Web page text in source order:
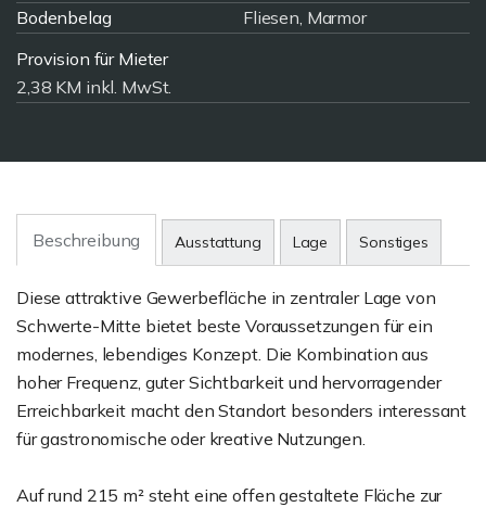
Bodenbelag
Fliesen, Marmor
Provision für Mieter
2,38 KM inkl. MwSt.
Beschreibung Ausstattung Lage Sonstiges
Diese attraktive Gewerbefläche in zentraler Lage von
Schwerte-Mitte bietet beste Voraussetzungen für ein
modernes, lebendiges Konzept. Die Kombination aus
hoher Frequenz, guter Sichtbarkeit und hervorragender
Erreichbarkeit macht den Standort besonders interessant
für gastronomische oder kreative Nutzungen.
Auf rund 215 m² steht eine offen gestaltete Fläche zur